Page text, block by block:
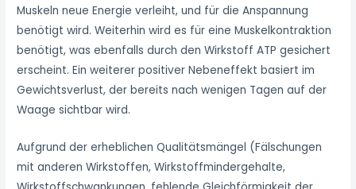
Muskeln neue Energie verleiht, und für die Anspannung
benötigt wird. Weiterhin wird es für eine Muskelkontraktion
benötigt, was ebenfalls durch den Wirkstoff ATP gesichert
erscheint. Ein weiterer positiver Nebeneffekt basiert im
Gewichtsverlust, der bereits nach wenigen Tagen auf der
Waage sichtbar wird.
Aufgrund der erheblichen Qualitätsmängel (Fälschungen
mit anderen Wirkstoffen, Wirkstoffmindergehalte,